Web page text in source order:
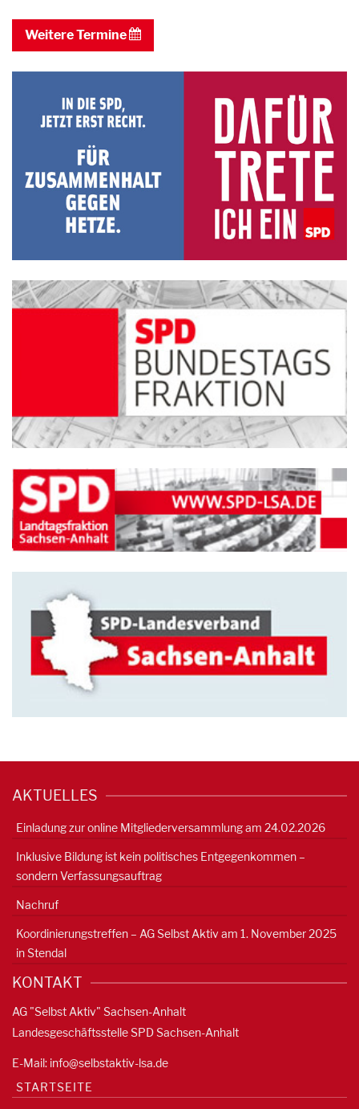
Weitere Termine
AKTUELLES
Einladung zur online Mitgliederversammlung am 24.02.2026
Inklusive Bildung ist kein politisches Entgegenkommen –
sondern Verfassungsauftrag
Nachruf
Koordinierungstreffen – AG Selbst Aktiv am 1. November 2025
in Stendal
KONTAKT
AG "Selbst Aktiv" Sachsen-Anhalt
Landesgeschäftsstelle SPD Sachsen-Anhalt
E-Mail: info@selbstaktiv-lsa.de
STARTSEITE